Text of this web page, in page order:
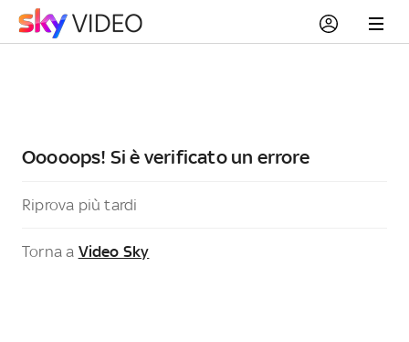
Ooooops! Si è verificato un errore
Riprova più tardi
Torna a Video Sky